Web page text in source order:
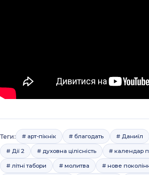
Теги: # арт-пікнік # благодать # Даниїл
# Дії 2 # духовна цілісність # календар
# літні табори # молитва # нове